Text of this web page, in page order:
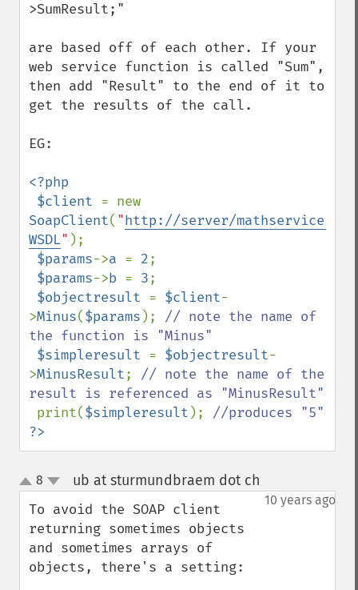
>SumResult;"
are based off of each other. If your
web service function is called "Sum",
then add "Result" to the end of it to
get the results of the call.
EG:
<?php
$client
SoapClient( "http://server/
WSDL" );
$params->a = 2;
$params->b = 3;
$objectresult = $client-
>Minus($params ); // note the name of
the function is "Minus"
$simpleresult = $objectresult-
>MinusResult; // note the name of the
result is referenced as "MinusResult"
print($simpleresult );
?>
up
down
8 ub at sturmundbraem dot ch
10 years ago
To avoid the SOAP client
returning sometimes objects
and sometimes arrays of
objects, there's a setting: